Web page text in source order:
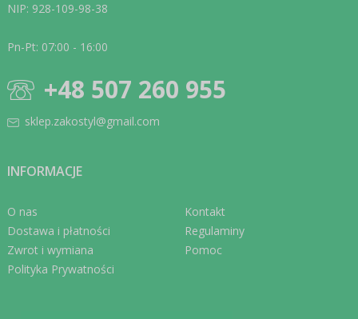
NIP: 928-109-98-38
Pn-Pt: 07:00 - 16:00
+48 507 260 955
sklep.zakostyl@gmail.com
INFORMACJE
O nas
Dostawa i płatności
Zwrot i wymiana
Polityka Prywatności
Kontakt
Regulaminy
Pomoc